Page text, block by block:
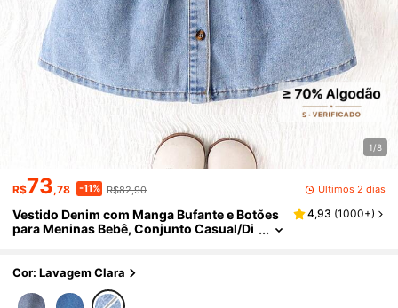
1/8
R$73,78 -11% R$82,90 Últimos 2 dias
Vestido Denim com Manga Bufante e Botões
para Meninas Bebê, Conjunto Casual/Di
4,93 (1000+)
Cor: Lavagem Clara